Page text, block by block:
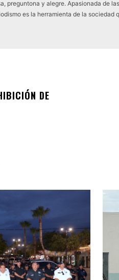
preguntona y alegre. Apasionada de
es la herramienta de la
DE